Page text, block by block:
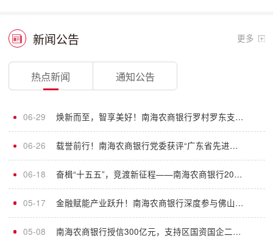
新闻公告 更多
热点新闻 通知公告
06-29 焕新而至，智享美好！南海农商银行罗村罗东支行全新升级，遇见轻盈金融新体验
06-26 载誉前行！南海农商银行党委获评“广东省先进基层党组织”荣誉称号
06-18 奋楫“十五五”，竞渡新征程——南海农商银行2026年服务大会火热启幕
05-17 金融赋能产业跃升！南海农商银行深度参与佛山市新质生产力大会
05-08 南海农商银行授信300亿元，支持区国资国企二次创业、改革创新